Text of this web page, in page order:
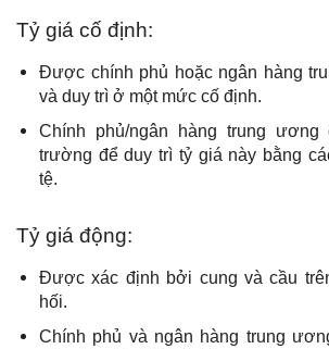
Tỷ giá cố định:
Được chính phủ hoặc ngân hàng
và duy trì ở một mức cố định.
Chính phủ/ngân hàng trung ương
trường để duy trì tỷ giá này bằng
tệ.
Tỷ giá động:
Được xác định bởi cung và cầu
hối.
Chính phủ và ngân hàng trung